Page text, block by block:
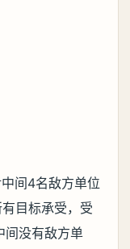
间4名敌方单位
目标承受，受
间没有敌方单